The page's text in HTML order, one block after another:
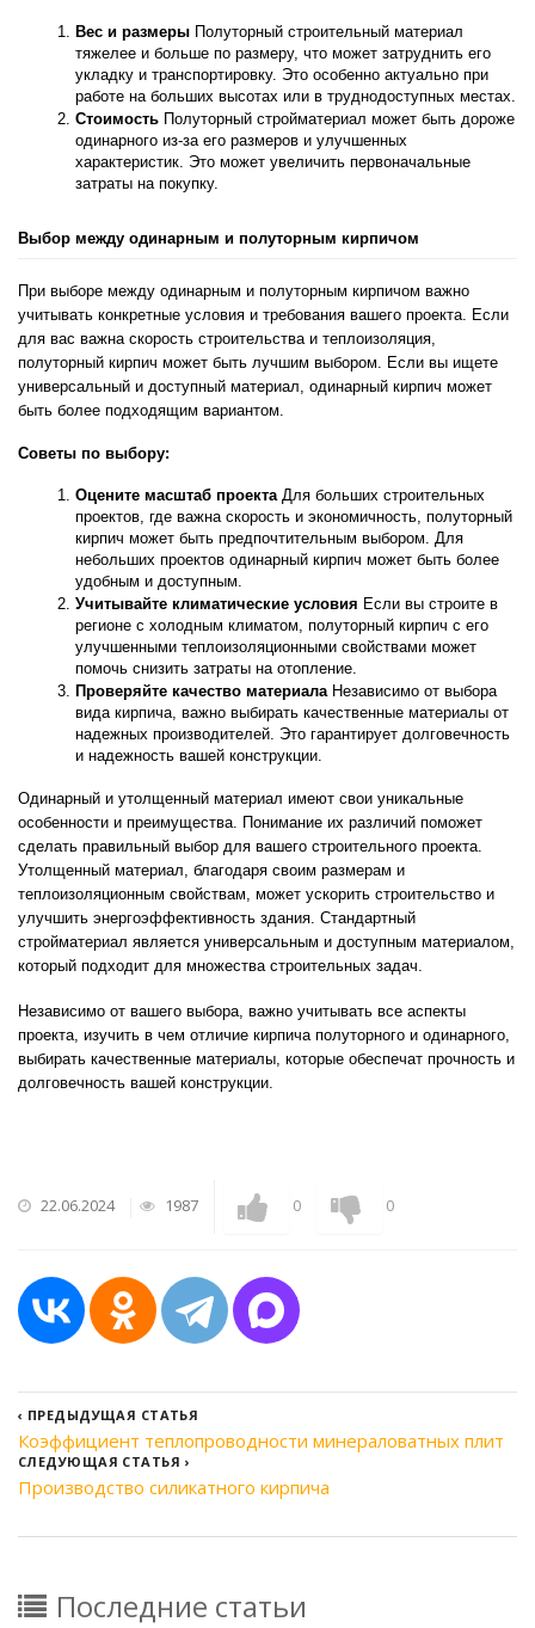
Вес и размеры Полуторный строительный материал
тяжелее и больше по размеру, что может затруднить его
укладку и транспортировку. Это особенно актуально при
работе на больших высотах или в труднодоступных местах.
Стоимость Полуторный стройматериал может быть дороже
одинарного из-за его размеров и улучшенных
характеристик. Это может увеличить первоначальные
затраты на покупку.
Выбор между одинарным и полуторным кирпичом
При выборе между одинарным и полуторным кирпичом важно
учитывать конкретные условия и требования вашего проекта. Если
для вас важна скорость строительства и теплоизоляция,
полуторный кирпич может быть лучшим выбором. Если вы ищете
универсальный и доступный материал, одинарный кирпич может
быть более подходящим вариантом.
Советы по выбору:
Оцените масштаб проекта Для больших строительных
проектов, где важна скорость и экономичность, полуторный
кирпич может быть предпочтительным выбором. Для
небольших проектов одинарный кирпич может быть более
удобным и доступным.
Учитывайте климатические условия Если вы строите в
регионе с холодным климатом, полуторный кирпич с его
улучшенными теплоизоляционными свойствами может
помочь снизить затраты на отопление.
Проверяйте качество материала Независимо от выбора
вида кирпича, важно выбирать качественные материалы от
надежных производителей. Это гарантирует долговечность
и надежность вашей конструкции.
Одинарный и утолщенный материал имеют свои уникальные
особенности и преимущества. Понимание их различий поможет
сделать правильный выбор для вашего строительного проекта.
Утолщенный материал, благодаря своим размерам и
теплоизоляционным свойствам, может ускорить строительство и
улучшить энергоэффективность здания. Стандартный
стройматериал является универсальным и доступным материалом,
который подходит для множества строительных задач.
Независимо от вашего выбора, важно учитывать все аспекты
проекта, изучить в чем отличие кирпича полуторного и одинарного
выбирать качественные материалы, которые обеспечат прочность и
долговечность вашей конструкции.
22.06.2024 1987 0 0
‹ ПРЕДЫДУЩАЯ СТАТЬЯ
Коэффициент теплопроводности минераловатных плит
СЛЕДУЮЩАЯ СТАТЬЯ ›
Производство силикатного кирпича
Последние статьи